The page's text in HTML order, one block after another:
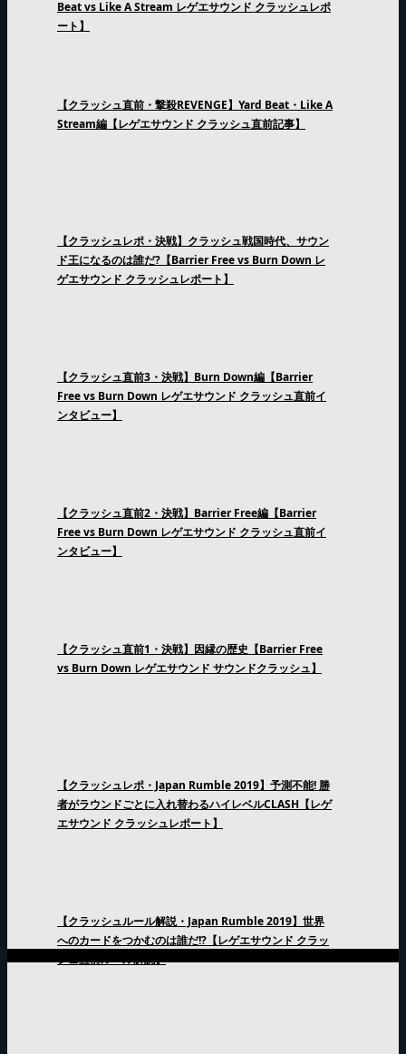
Beat vs Like A Stream レゲエサウンド クラッシュレポ
ート】
【クラッシュ直前・撃殺REVENGE】Yard Beat・Like A
Stream編【レゲエサウンド クラッシュ直前記事】
【クラッシュレポ・決戦】クラッシュ戦国時代、サウン
ド王になるのは誰だ?【Barrier Free vs Burn Down レ
ゲエサウンド クラッシュレポート】
【クラッシュ直前3・決戦】Burn Down編【Barrier
Free vs Burn Down レゲエサウンド クラッシュ直前イ
ンタビュー】
【クラッシュ直前2・決戦】Barrier Free編【Barrier
Free vs Burn Down レゲエサウンド クラッシュ直前イ
ンタビュー】
【クラッシュ直前1・決戦】因縁の歴史【Barrier Free
vs Burn Down レゲエサウンド サウンドクラッシュ】
【クラッシュレポ・Japan Rumble 2019】予測不能! 勝
者がラウンドごとに入れ替わるハイレベルCLASH【レゲ
エサウンド クラッシュレポート】
【クラッシュルール解説・Japan Rumble 2019】世界
へのカードをつかむのは誰だ!?【レゲエサウンド クラッ
シュ直前ルール解説】